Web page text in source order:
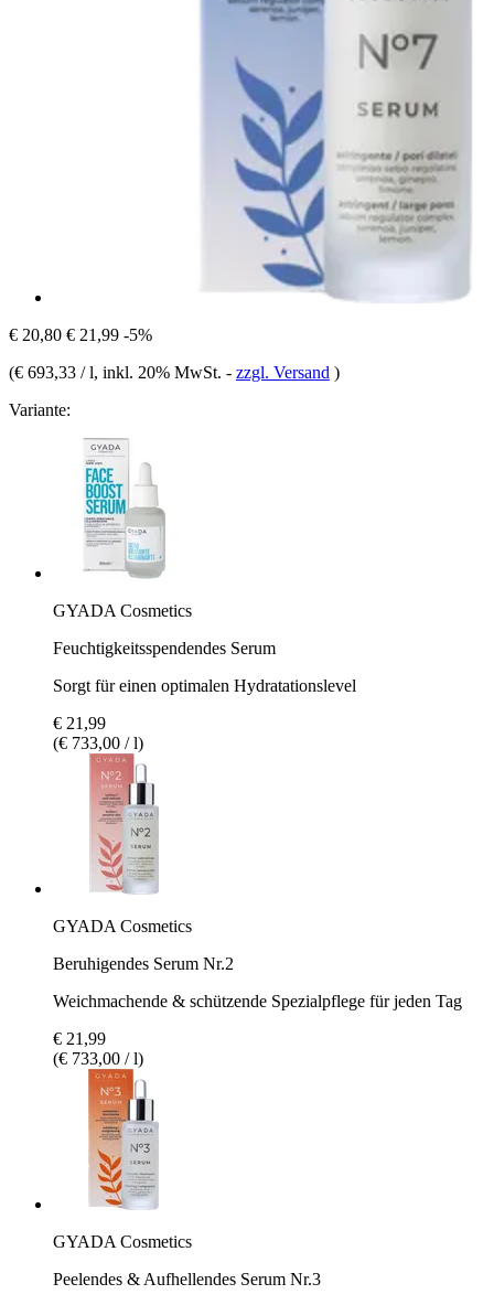
€ 20,80 € 21,99 -5%
(€ 693,33 / l, inkl. 20% MwSt. - zzgl. Versand )
Variante:
GYADA Cosmetics
Feuchtigkeitsspendendes Serum
Sorgt für einen optimalen Hydratationslevel
€ 21,99
(€ 733,00 / l)
GYADA Cosmetics
Beruhigendes Serum Nr.2
Weichmachende & schützende Spezialpflege für jeden Tag
€ 21,99
(€ 733,00 / l)
GYADA Cosmetics
Peelendes & Aufhellendes Serum Nr.3